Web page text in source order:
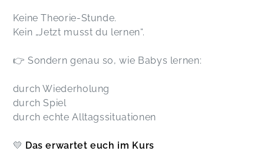
Keine Theorie-Stunde.
Kein „Jetzt musst du lernen“.
👉 Sondern genau so, wie Babys lernen:
durch Wiederholung
durch Spiel
durch echte Alltagssituationen
💛 Das erwartet euch im Kurs